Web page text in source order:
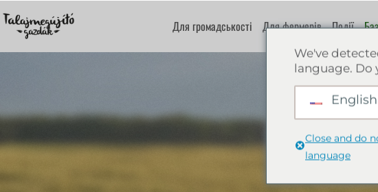
Для громадськості Для фермерів Події
We've
language. Do
English
Close and do
language